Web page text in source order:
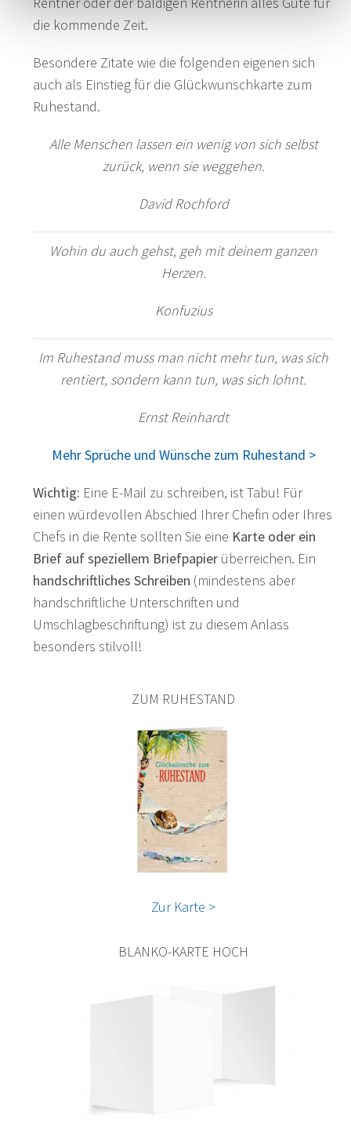
die kommende Zeit.
Besondere Zitate wie die folgenden eigenen sich
auch als Einstieg für die Glückwunschkarte zum
Ruhestand.
Alle Menschen lassen ein wenig von sich selbst
zurück, wenn sie weggehen.
David Rochford
Wohin du auch gehst, geh mit deinem ganzen
Herzen.
Konfuzius
Im Ruhestand muss man nicht mehr tun, was sich
rentiert, sondern kann tun, was sich lohnt.
Ernst Reinhardt
Mehr Sprüche und Wünsche zum Ruhestand >
Wichtig: Eine E-Mail zu schreiben, ist Tabu! Für
einen würdevollen Abschied Ihrer Chefin oder Ihres
Chefs in die Rente sollten Sie eine Karte oder ein
Brief auf speziellem Briefpapier überreichen. Ein
handschriftliches Schreiben (mindestens aber
handschriftliche Unterschriften und
Umschlagbeschriftung) ist zu diesem Anlass
besonders stilvoll!
ZUM RUHESTAND
Zur Karte >
BLANKO-KARTE HOCH